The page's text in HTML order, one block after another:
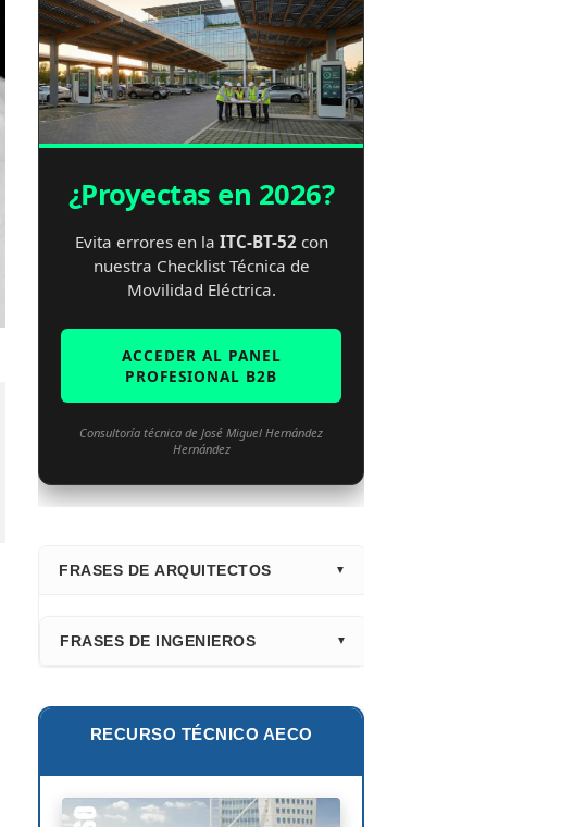
¿Proyectas en 2026?
Evita errores en la ITC-BT-52con
nuestra Checklist Técnica de
Movilidad Eléctrica.
ACCEDER AL PANEL
PROFESIONAL B2B
Consultoría técnica de José Miguel Hernández
Hernández
FRASES DE ARQUITECTOS
Santiago Calatrava
Richard Rogers
FRASES DE INGENIEROS
Leslie E. Robertson
Félix Cándela
RECURSO TÉCNICO AECO